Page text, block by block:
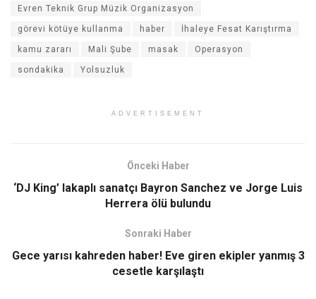
Evren Teknik Grup Müzik Organizasyon
görevi kötüye kullanma haber İhaleye Fesat Karıştırma
kamu zararı Mali Şube masak Operasyon
sondakika Yolsuzluk
ADVERTISEMENT
Önceki Haber
‘DJ King’ lakaplı sanatçı Bayron Sanchez ve Jorge Luis
Herrera ölü bulundu
Sonraki Haber
Gece yarısı kahreden haber! Eve giren ekipler yanmış 3
cesetle karşılaştı